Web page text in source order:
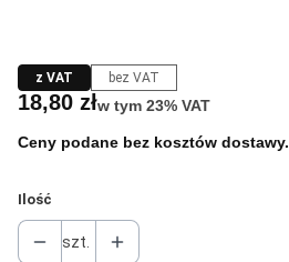
z VAT bez VAT
Cena
18,80 złw tym 23% VAT
w tym 23% VAT
Ceny podane bez kosztów dostawy.
Ilość
szt.